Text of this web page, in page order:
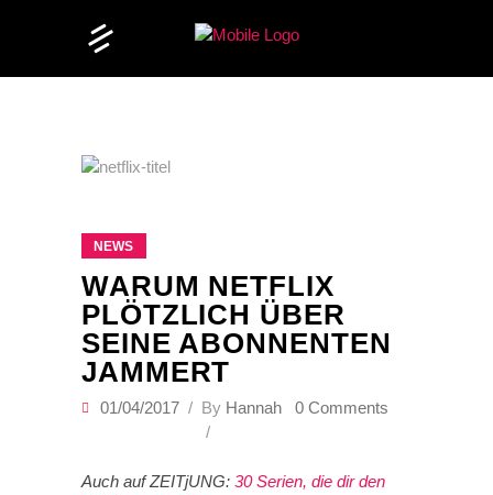
NEWS
WARUM NETFLIX
PLÖTZLICH ÜBER
SEINE ABONNENTEN
JAMMERT
01/04/2017 By Hannah 0 Comments
Auch auf ZEITjUNG: 30 Serien, die dir den